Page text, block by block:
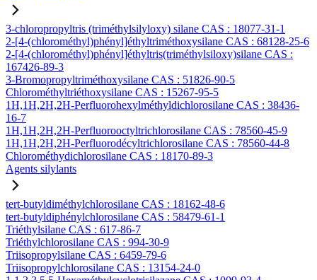
3-chloropropyltris (triméthylsilyloxy) silane CAS : 18077-31-1
2-[4-(chlorométhyl)phényl]éthyltriméthoxysilane CAS : 68128-25-6
2-[4-(chlorométhyl)phényl]éthyltris(triméthylsiloxy)silane CAS :
167426-89-3
3-Bromopropyltriméthoxysilane CAS : 51826-90-5
Chlorométhyltriéthoxysilane CAS : 15267-95-5
1H,1H,2H,2H-Perfluorohexylméthyldichlorosilane CAS : 38436-
16-7
1H,1H,2H,2H-Perfluorooctyltrichlorosilane CAS : 78560-45-9
1H,1H,2H,2H-Perfluorodécyltrichlorosilane CAS : 78560-44-8
Chlorométhydichlorosilane CAS : 18170-89-3
Agents silylants
tert-butyldiméthylchlorosilane CAS : 18162-48-6
tert-butyldiphénylchlorosilane CAS : 58479-61-1
Triéthylsilane CAS : 617-86-7
Triéthylchlorosilane CAS : 994-30-9
Triisopropylsilane CAS : 6459-79-6
Triisopropylchlorosilane CAS : 13154-24-0